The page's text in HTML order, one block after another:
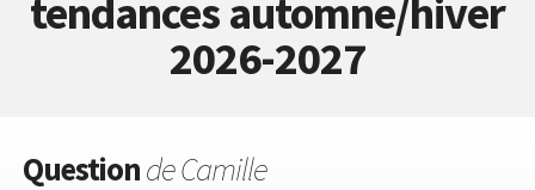
tendances automne/hiver
2026-2027
Questionde Camille